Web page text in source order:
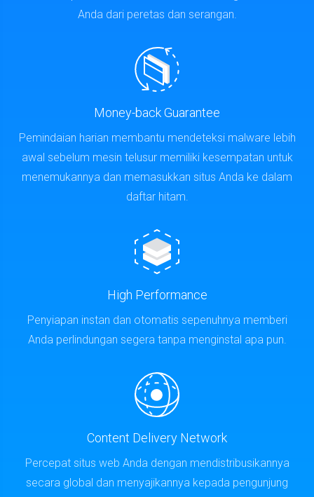
Anda dari peretas dan serangan.
Money-back Guarantee
Pemindaian harian membantu mendeteksi malware lebih
awal sebelum mesin telusur memiliki kesempatan untuk
menemukannya dan memasukkan situs Anda ke dalam
daftar hitam.
High Performance
Penyiapan instan dan otomatis sepenuhnya memberi
Anda perlindungan segera tanpa menginstal apa pun.
Content Delivery Network
Percepat situs web Anda dengan mendistribusikannya
secara global dan menyajikannya kepada pengunjung